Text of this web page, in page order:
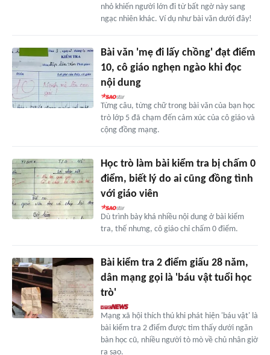
nhỏ khiến người lớn đi từ bất ngờ này sang
ngạc nhiên khác. Ví dụ như bài văn dưới đây!
Bài văn 'mẹ đi lấy chồng' đạt điểm
10, cô giáo nghẹn ngào khi đọc
nội dung
Từng câu, từng chữ trong bài văn của bạn học
trò lớp 5 đã chạm đến cảm xúc của cô giáo và
cộng đồng mạng.
Học trò làm bài kiểm tra bị chấm 0
điểm, biết lý do ai cũng đồng tình
với giáo viên
Dù trình bày khá nhiều nội dung ở bài kiểm
tra, thế nhưng, cô giáo chỉ chấm 0 điểm.
Bài kiểm tra 2 điểm giấu 28 năm,
dân mạng gọi là 'báu vật tuổi học
trò'
Mạng xã hội thích thú khi phát hiện 'báu vật' là
bài kiểm tra 2 điểm được tìm thấy dưới ngăn
bàn học cũ, nhiều người tò mò về chủ nhân giờ
ra sao.